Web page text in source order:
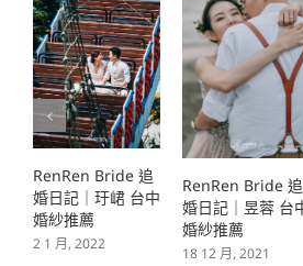
RenRen Bride 追
婚日記｜昱蓉 台中
婚紗推薦
18 12 月, 2021
RenRen Bride 追
婚日記｜于慈 台
婚紗PTT推薦
7 8 月, 2021